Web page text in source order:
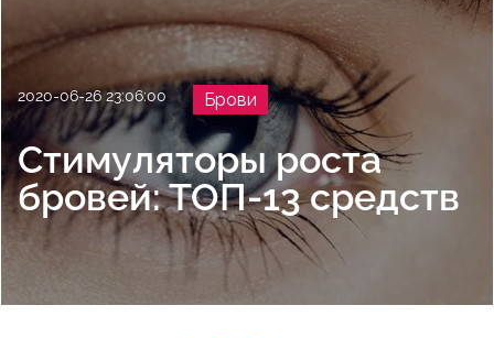
2020-06-26 23:06:00 Брови
Стимуляторы роста
бровей: ТОП-13 средств